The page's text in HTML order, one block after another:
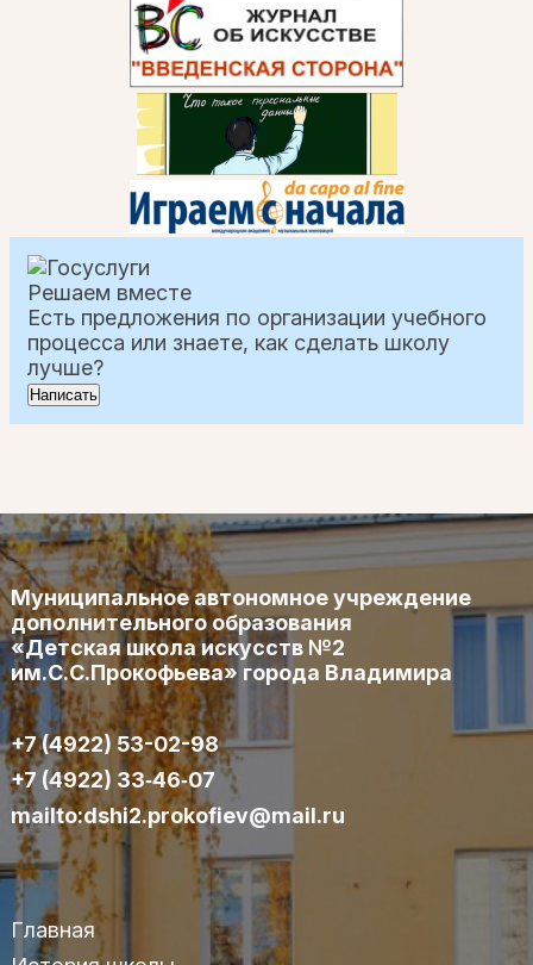
Решаем вместе
Есть предложения по организации учебного
процесса или знаете, как сделать школу
лучше?
Написать
Муниципальное автономное учреждение
дополнительного образования
«Детская школа искусств №2
им.С.С.Прокофьева» города Владимира
+7 (4922) 53-02-98
+7 (4922) 33‑46‑07
mailto:dshi2.prokofiev@mail.ru
Главная